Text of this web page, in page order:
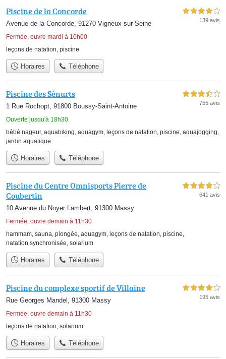
Piscine de la Concorde
Avenue de la Concorde, 91270 Vigneux-sur-Seine
Fermée, ouvre mardi à 10h00
4,0 étoiles sur 5
139 avis
leçons de natation piscine
Horaires Téléphone
Piscine des Sénarts
1 Rue Rochopt, 91800 Boussy-Saint-Antoine
Ouverte jusqu'à 18h30
3,5 étoiles sur 5
755 avis
bébé nageur, aquabiking, aquagym, leçons de natation, piscine, aquajogging,
jardin aquatique
Horaires Téléphone
Piscine du Centre Omnisports Pierre de
Coubertin
10 Avenue du Noyer Lambert, 91300 Massy
Fermée, ouvre demain à 11h30
4,0 étoiles sur 5
641 avis
hammam, sauna, plongée, aquagym, leçons de natation, piscine,
natation synchronisée, solarium
Horaires Téléphone
Piscine du complexe sportif de Villaine
Rue Georges Mandel, 91300 Massy
Fermée, ouvre demain à 11h30
4,0 étoiles sur 5
195 avis
leçons de natation solarium
Horaires Téléphone